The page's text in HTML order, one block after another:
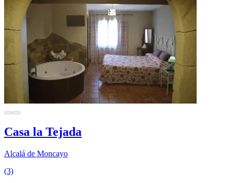
Casa la Tejada
Alcalá de Moncayo
(3)